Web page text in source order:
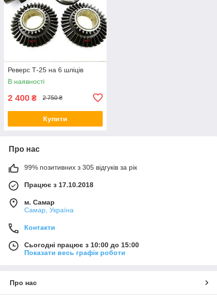
Реверс Т-25 на 6 шліців
В наявності
2 400 ₴ 2 750 ₴
Купити
Про нас
99% позитивних з 305 відгуків за рік
Працює з 17.10.2018
м. Самар
Самар, Україна
Контакти
Сьогодні працює з 10:00 до 15:00
Показати весь графік роботи
Про нас